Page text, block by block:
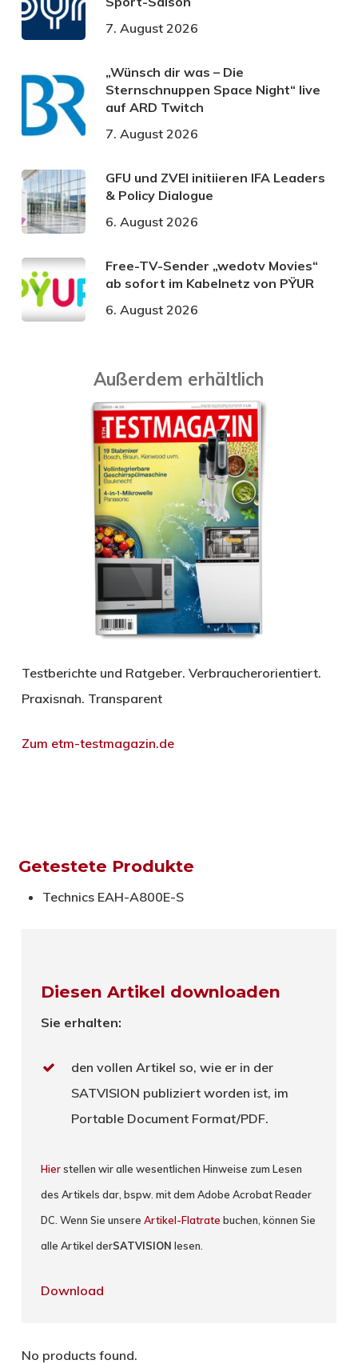
7. August 2026
„Wünsch dir was – Die
Sternschnuppen Space Night“ live
auf ARD Twitch
7. August 2026
GFU und ZVEI initiieren IFA Leaders
& Policy Dialogue
6. August 2026
Free-TV-Sender „wedotv Movies“
ab sofort im Kabelnetz von PŸUR
6. August 2026
Außerdem erhältlich
Testberichte und Ratgeber. Verbraucherorientiert.
Praxisnah. Transparent
Zum etm-testmagazin.de
Getestete Produkte
Technics EAH-A800E-S
Diesen Artikel downloaden
Sie erhalten:
den vollen Artikel so, wie er in der
SATVISION publiziert worden ist, im
Portable Document Format/PDF.
Hierstellen wir alle wesentlichen Hinweise zum Lesen
des Artikels dar, bspw. mit dem Adobe Acrobat Reader
DC. Wenn Sie unsereArtikel-Flatrate buchen, können Sie
alle Artikel derSATVISION lesen.
Download
No products found.